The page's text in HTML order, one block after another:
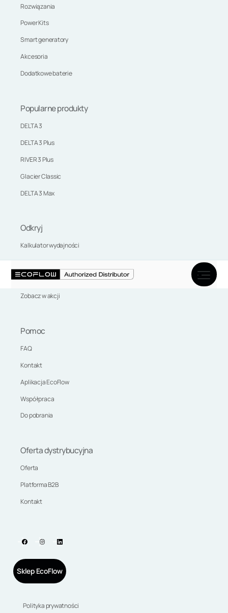
Rozwiązania
Power Kits
Smart generatory
Akcesoria
Dodatkowe baterie
Popularne produkty
DELTA 3
DELTA 3 Plus
RIVER 3 Plus
Glacier Classic
DELTA 3 Max
Odkryj
Kalkulator wydajności
Marka EcoFlow
Aktualności
Zobacz w akcji
Pomoc
FAQ
Kontakt
Aplikacja EcoFlow
Współpraca
Do pobrania
Oferta dystrybucyjna
Oferta
Platforma B2B
Kontakt
Sklep EcoFlow
Polityka prywatności